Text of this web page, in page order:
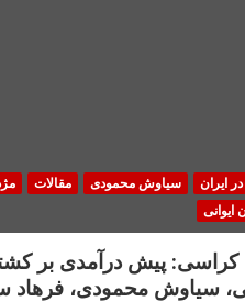
ایران سیاوش محمودی مقالات
ایوانی
كراسی: پیش درآمدی بر
سیاوش محمودی، فرهاد